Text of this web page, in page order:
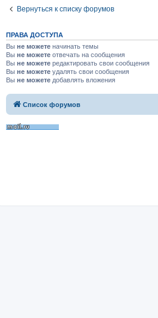
Вернуться к списку форумов
ПРАВА ДОСТУПА
Вы не можете начинать темы
Вы не можете отвечать на сообщения
Вы не можете редактировать свои сообщения
Вы не можете удалять свои сообщения
Вы не можете добавлять вложения
Список форумов